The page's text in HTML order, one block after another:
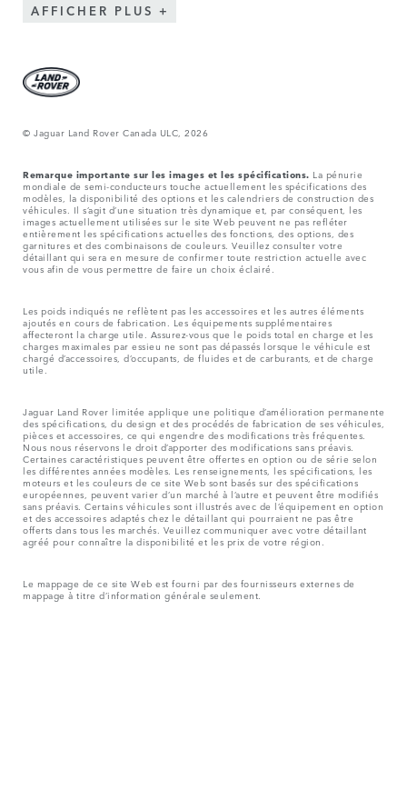
AFFICHER PLUS
© Jaguar Land Rover Canada ULC, 2026
Remarque importante sur les images et les spécifications. La pénurie
mondiale de semi-conducteurs touche actuellement les spécifications des
modèles, la disponibilité des options et les calendriers de construction des
véhicules. Il s’agit d’une situation très dynamique et, par conséquent, les
images actuellement utilisées sur le site Web peuvent ne pas refléter
entièrement les spécifications actuelles des fonctions, des options, des
garnitures et des combinaisons de couleurs. Veuillez consulter votre
détaillant qui sera en mesure de confirmer toute restriction actuelle avec
vous afin de vous permettre de faire un choix éclairé.
Les poids indiqués ne reflètent pas les accessoires et les autres éléments
ajoutés en cours de fabrication. Les équipements supplémentaires
affecteront la charge utile. Assurez-vous que le poids total en charge et les
charges maximales par essieu ne sont pas dépassés lorsque le véhicule est
chargé d’accessoires, d’occupants, de fluides et de carburants, et de charge
utile.
Jaguar Land Rover limitée applique une politique d’amélioration permanente
des spécifications, du design et des procédés de fabrication de ses véhicules,
pièces et accessoires, ce qui engendre des modifications très fréquentes.
Nous nous réservons le droit d’apporter des modifications sans préavis.
Certaines caractéristiques peuvent être offertes en option ou de série selon
les différentes années modèles. Les renseignements, les spécifications, les
moteurs et les couleurs de ce site Web sont basés sur des spécifications
européennes, peuvent varier d’un marché à l’autre et peuvent être modifiés
sans préavis. Certains véhicules sont illustrés avec de l’équipement en option
et des accessoires adaptés chez le détaillant qui pourraient ne pas être
offerts dans tous les marchés. Veuillez communiquer avec votre détaillant
agréé pour connaître la disponibilité et les prix de votre région.
Le mappage de ce site Web est fourni par des fournisseurs externes de
mappage à titre d’information générale seulement.